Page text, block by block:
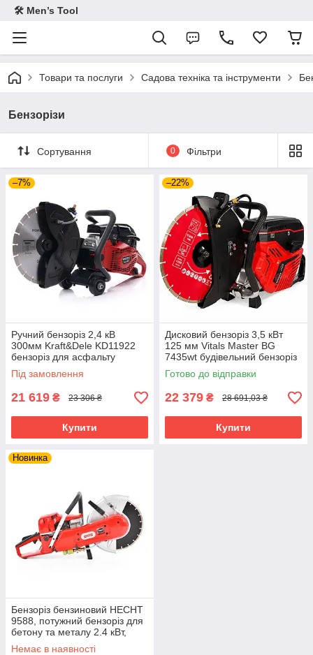
🛠 Men’s Tool
Товари та послуги Садова техніка та інструменти
Бензорізи
Сортування 0 Фільтри
–7%
Ручний бензоріз 2,4 кВ
300мм Kraft&Dele KD11922
бензоріз для асфальту
Під замовлення
21 619 ₴ 23 306 ₴
Купити
–22%
Дисковий бензоріз 3,5 кВт
125 мм Vitals Master BG
7435wt будівельний бензоріз
бензиновий різак для плитки
Готово до відправки
22 379 ₴ 28 691,03 ₴
Купити
Новинка
Бензоріз бензиновий HECHT
9588, потужний бензоріз для
бетону та металу 2.4 кВт,
12000 об/хв
Немає в наявності